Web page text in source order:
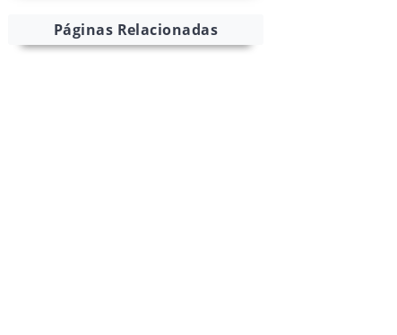
Páginas Relacionadas